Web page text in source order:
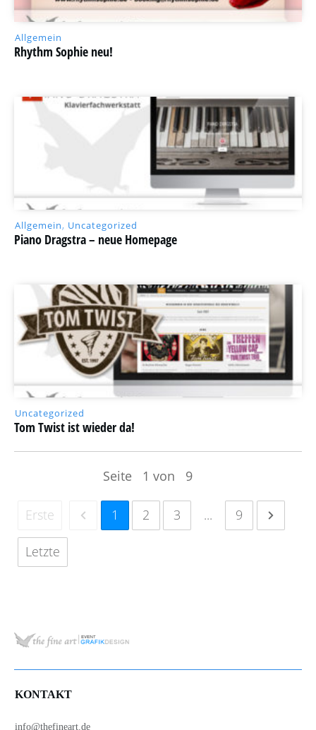
Allgemein
Rhythm Sophie neu!
Allgemein, Uncategorized
Piano Dragstra – neue Homepage
Uncategorized
Tom Twist ist wieder da!
Seite 1 von 9
Erste 1 2 3 ... 9
Letzte
KONTAKT
info@thefineart.de